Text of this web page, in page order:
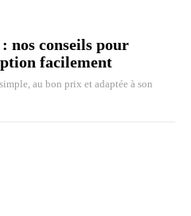
nos conseils pour
facilement
au bon prix et adaptée à son